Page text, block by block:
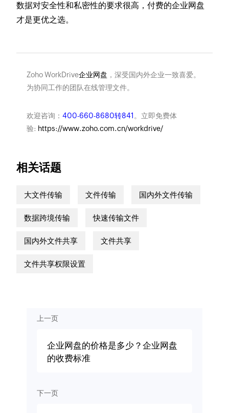
数据对安全性和私密性的要求很高，付费的企业网盘
才是更优之选。
Zoho WorkDrive企业网盘 ，深受国内外企业一致喜爱。
为协同工作的团队在线管理文件。
欢迎咨询： 400-660-8680转841 。立即免费体
验: https://www.zoho.com.cn/workdrive/
相关话题
大文件传输 文件传输 国内外文件传输
数据跨境传输 快速传输文件
国内外文件共享 文件共享
文件共享权限设置
上一页
企业网盘的价格是多少？企业网盘
的收费标准
下一页